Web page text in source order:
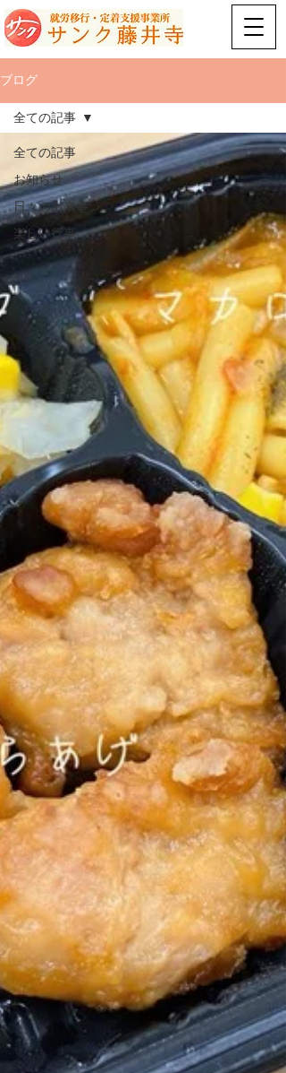
ブログ
全ての記事
お知らせ
日々の出来事
楽しい行事
全ての記事